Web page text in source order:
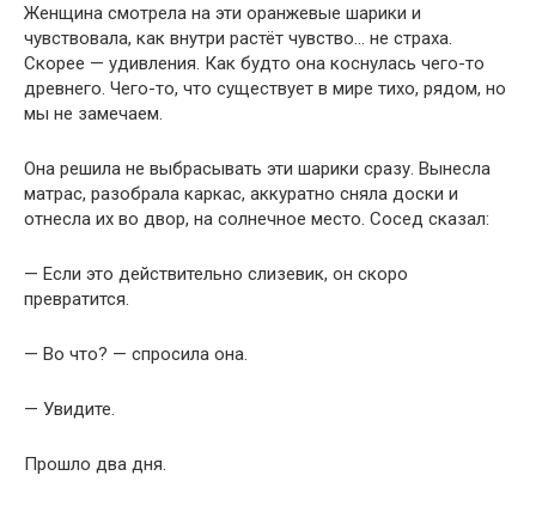
Женщина смотрела на эти оранжевые шарики и
чувствовала, как внутри растёт чувство… не страха.
Скорее — удивления. Как будто она коснулась чего-то
древнего. Чего-то, что существует в мире тихо, рядом, но
мы не замечаем.
Она решила не выбрасывать эти шарики сразу. Вынесла
матрас, разобрала каркас, аккуратно сняла доски и
отнесла их во двор, на солнечное место. Сосед сказал:
— Если это действительно слизевик, он скоро
превратится.
— Во что? — спросила она.
— Увидите.
Прошло два дня.